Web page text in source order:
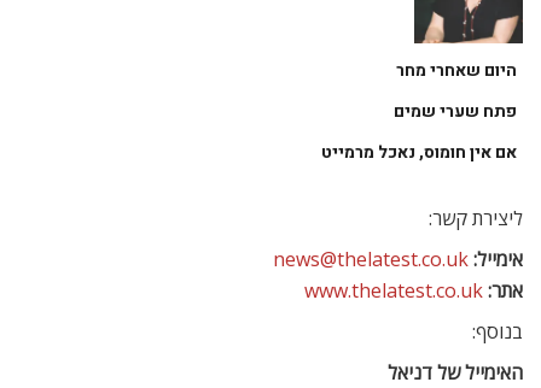
היום שאחרי מחר
פתח שערי שמים
אם אין חומוס, נאכל מרמייט
ליצירת קשר:
אימייל:
אתר:www.thelatest.co.uk
בנוסף:
האימייל של דניאל